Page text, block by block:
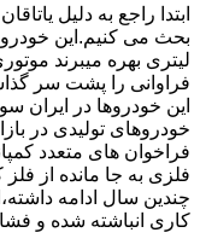
ابتدا راجع به دلیل
لیتری بهره میبرند
فراوانی را پشت سر
این خودروها در ایران
خودروهای تولیدی در
فراخوان های متعدد
فلزی به جا مانده از
چندین سال ادامه
کاری انباشته شده و